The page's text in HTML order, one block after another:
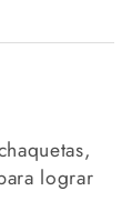
lograr